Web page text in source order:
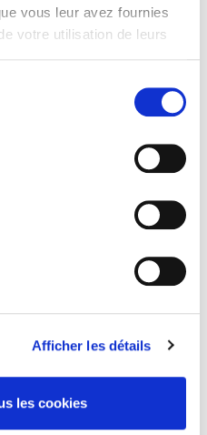
vous leur avez fournies
votre utilisation de leurs
Afficher les détails
les cookies